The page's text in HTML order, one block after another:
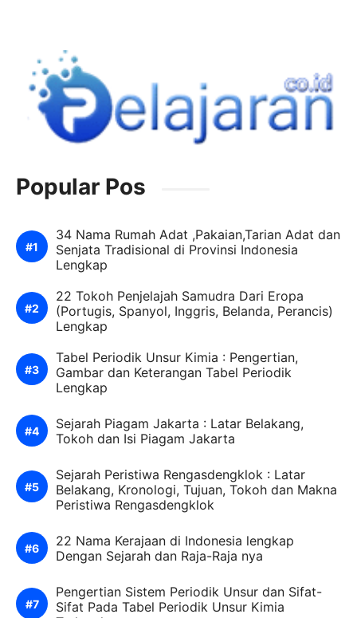
Popular Pos
34 Nama Rumah Adat ,Pakaian,Tarian Adat dan
Senjata Tradisional di Provinsi Indonesia
Lengkap
22 Tokoh Penjelajah Samudra Dari Eropa
(Portugis, Spanyol, Inggris, Belanda, Perancis)
Lengkap
Tabel Periodik Unsur Kimia : Pengertian,
Gambar dan Keterangan Tabel Periodik
Lengkap
Sejarah Piagam Jakarta : Latar Belakang,
Tokoh dan Isi Piagam Jakarta
Sejarah Peristiwa Rengasdengklok : Latar
Belakang, Kronologi, Tujuan, Tokoh dan Makna
Peristiwa Rengasdengklok
22 Nama Kerajaan di Indonesia lengkap
Dengan Sejarah dan Raja-Raja nya
Pengertian Sistem Periodik Unsur dan Sifat-
Sifat Pada Tabel Periodik Unsur Kimia